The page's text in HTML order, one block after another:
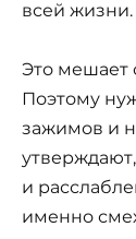
всей жизни.
Это мешает
Поэтому
зажимов и
и
именно